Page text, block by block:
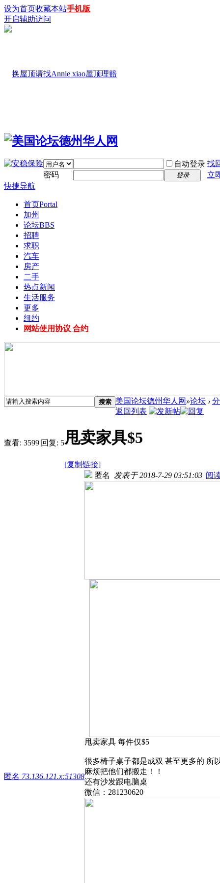
设为首页收藏本站手机版
开启辅助访问
自动登录 找
密码
登录
立
快捷导航
首页Portal
加州
论坛BBS
招聘
求职
汽车
房产
二手
热点新闻
生活服务
更多
纽约
网站使用协议 合约
搜索 美国论坛德州华人网 »论坛 ›
返回列表
查看: 3599|回复: 5甩卖家具$5
[复制链接]
匿名 73.136.121.x:51308
匿名 发表于 2018-7-29 03:51:03 |阅
甩卖家具 每件仅$5
很多椅子桌子都是成双 甚至更多的 所
麻烦把他们都搬走！！
还有沙发跟电脑桌
微信：281230620